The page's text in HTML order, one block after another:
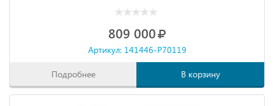
809 000
Артикул: 141446-P70119
Подробнее В корзину